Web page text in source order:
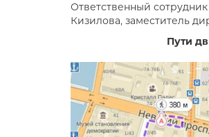
Ответственный
Кизилова, заместитель
Пути